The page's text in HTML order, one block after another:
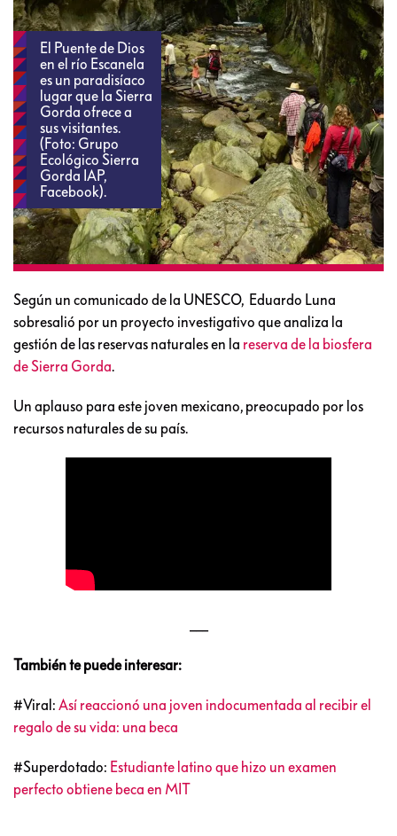
El Puente de Dios
en el río Escanela
es un paradisíaco
lugar que la Sierra
Gorda ofrece a
sus visitantes.
(Foto: Grupo
Ecológico Sierra
Gorda IAP,
Facebook).
Según un comunicado de la UNESCO, Eduardo Luna
sobresalió por un proyecto investigativo que analiza la
gestión de las reservas naturales en la reserva de la biosfera
de Sierra Gorda
Un aplauso para este joven mexicano, preocupado por los
recursos naturales de su país.
También te puede interesar:
#Viral: Así reaccionó una joven indocumentada al recibir el
regalo de su vida: una beca
#Superdotado: Estudiante latino que hizo un examen
perfecto obtiene beca en MIT